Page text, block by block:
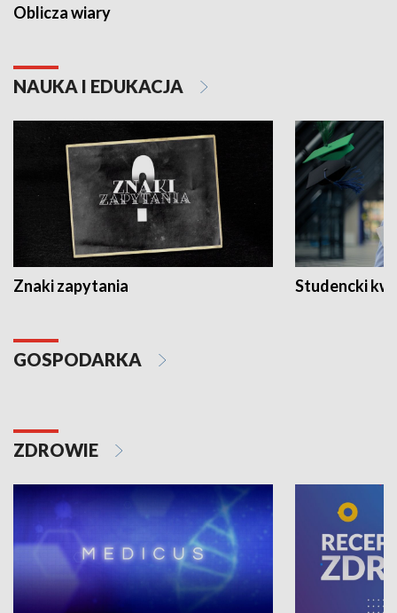
Oblicza wiary
NAUKA I EDUKACJA
Znaki zapytania Studencki
GOSPODARKA
ZDROWIE